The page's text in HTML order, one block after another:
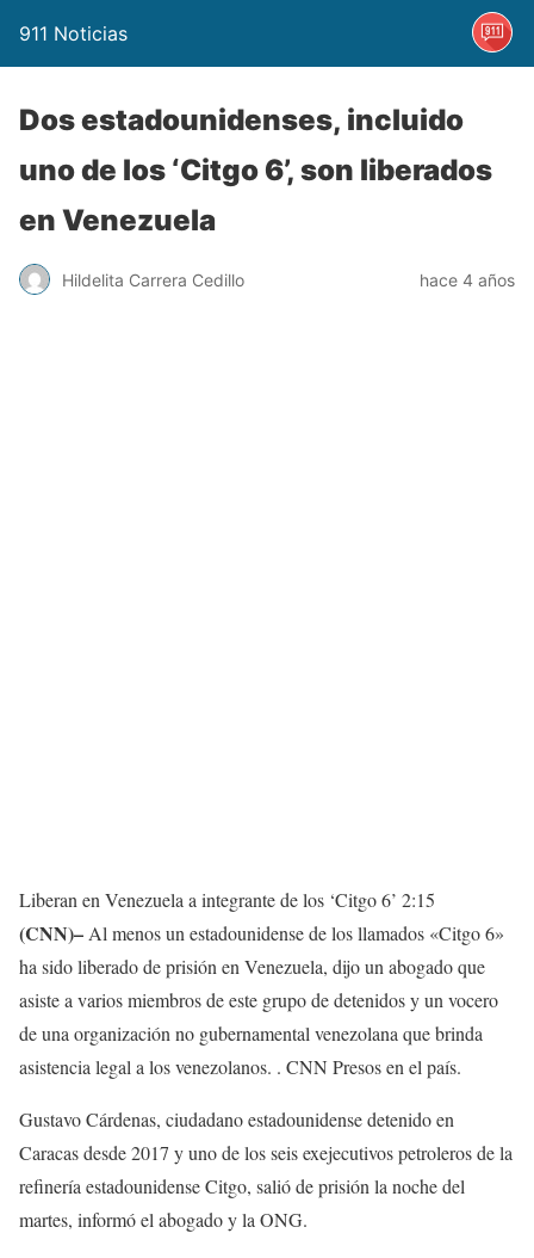
911 Noticias
Dos estadounidenses, incluido
uno de los ‘Citgo 6’, son liberados
en Venezuela
Hildelita Carrera Cedillo hace 4 años
Liberan en Venezuela a integrante de los ‘Citgo 6’ 2:15
(CNN)– Al menos un estadounidense de los llamados «Citgo 6»
ha sido liberado de prisión en Venezuela, dijo un abogado que
asiste a varios miembros de este grupo de detenidos y un vocero
de una organización no gubernamental venezolana que brinda
asistencia legal a los venezolanos. . CNN Presos en el país.
Gustavo Cárdenas, ciudadano estadounidense detenido en
Caracas desde 2017 y uno de los seis exejecutivos petroleros de la
refinería estadounidense Citgo, salió de prisión la noche del
martes, informó el abogado y la ONG.